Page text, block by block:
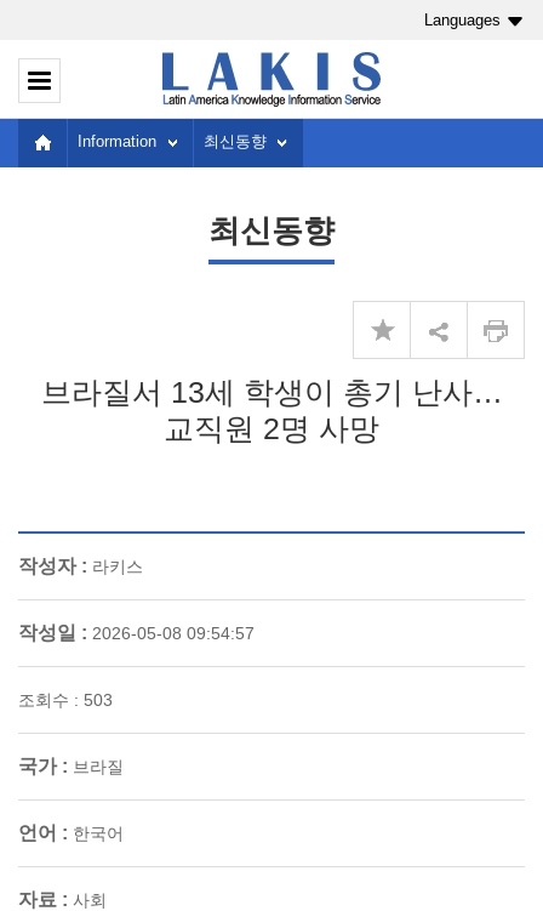
Languages
Information 최신동향
최신동향
브라질서 13세 학생이 총기 난사…
교직원 2명 사망
작성자 : 라키스
작성일 : 2026-05-08 09:54:57
조회수 : 503
국가 : 브라질
언어 : 한국어
자료 : 사회